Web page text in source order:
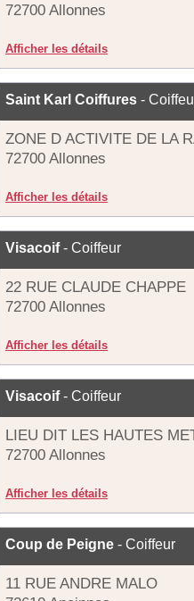
72700 Allonnes
Afficher les détails
Saint Karl Coiffures -
ZONE D ACTIVITE DE LA
72700 Allonnes
Afficher les détails
Visacoif- Coiffeur
22 RUE CLAUDE CHAPPE
72700 Allonnes
Afficher les détails
Visacoif- Coiffeur
LIEU DIT LES HAUTES
72700 Allonnes
Afficher les détails
Coup de Peigne - Coiffeur
11 RUE ANDRE MALO